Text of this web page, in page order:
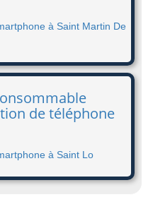
à Saint Martin De
de téléphone
à Saint Lo